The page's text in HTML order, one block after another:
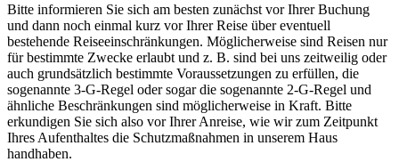
Bitte informieren Sie sich am besten zunächst vor Ihrer Buchung
und dann noch einmal kurz vor Ihrer Reise über eventuell
bestehende Reiseeinschränkungen. Möglicherweise sind Reisen nur
für bestimmte Zwecke erlaubt und z. B. sind bei uns zeitweilig oder
auch grundsätzlich bestimmte Voraussetzungen zu erfüllen, die
sogenannte 3-G-Regel oder sogar die sogenannte 2-G-Regel und
ähnliche Beschränkungen sind möglicherweise in Kraft. Bitte
erkundigen Sie sich also vor Ihrer Anreise, wie wir zum Zeitpunkt
Ihres Aufenthaltes die Schutzmaßnahmen in unserem Haus
handhaben.